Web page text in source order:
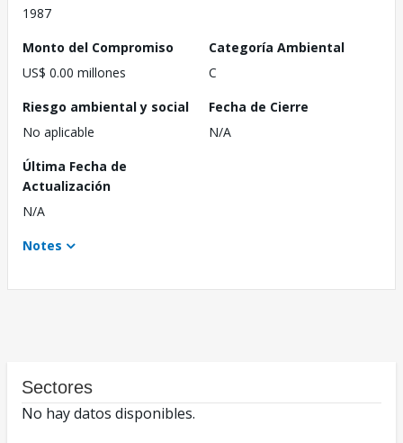
1987
Monto del Compromiso
US$ 0.00 millones
Categoría Ambiental
C
Riesgo ambiental y social
No aplicable
Fecha de Cierre
N/A
Última Fecha de
Actualización
N/A
Notes
Sectores
No hay datos disponibles.